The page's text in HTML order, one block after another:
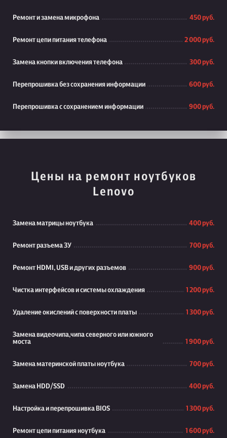
Ремонт и замена микрофона 450 руб.
Ремонт цепи питания телефона 2 000 руб.
Замена кнопки включения телефона 300 руб.
Перепрошивка без сохранения информации 600 руб.
Перепрошивка с сохранением информации 900 руб.
Цены на ремонт ноутбуков
Lenovo
Замена матрицы ноутбука 400 руб.
Ремонт разъема ЗУ 700 руб.
Ремонт HDMI, USB и других разъемов 900 руб.
Чистка интерфейсов и системы охлаждения 1 200 руб.
Удаление окислений с поверхности платы 1 300 руб.
Замена видеочипа,чипа северного или южного
моста
1 900 руб.
Замена материнской платы ноутбука 700 руб.
Замена HDD/SSD 400 руб.
Настройка и перепрошивка BIOS 1 300 руб.
Ремонт цепи питания ноутбука 1 600 руб.